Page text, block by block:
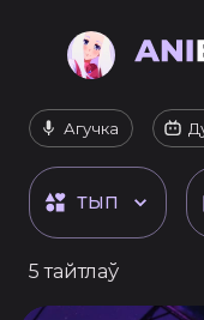
Агучка
ТЫП
5 тайтлаў